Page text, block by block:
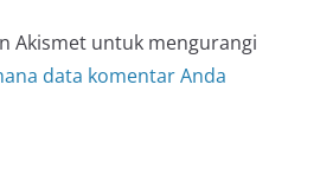
Akismet untuk mengurangi
data komentar Anda